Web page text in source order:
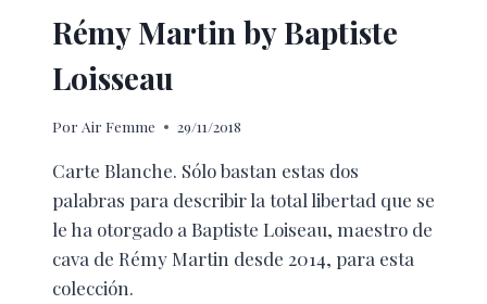
Rémy Martin by Baptiste
Loisseau
Por Air Femme 29/11/2018
Carte Blanche. Sólo bastan estas dos
palabras para describir la total libertad que se
le ha otorgado a Baptiste Loiseau, maestro de
cava de Rémy Martin desde 2014, para esta
colección.